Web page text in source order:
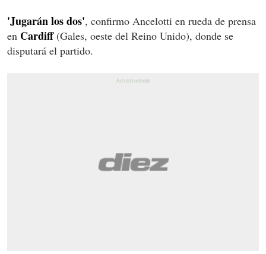
'Jugarán los dos', confirmo Ancelotti en rueda de prensa
en Cardiff(Gales, oeste del Reino Unido), donde se
disputará el partido.